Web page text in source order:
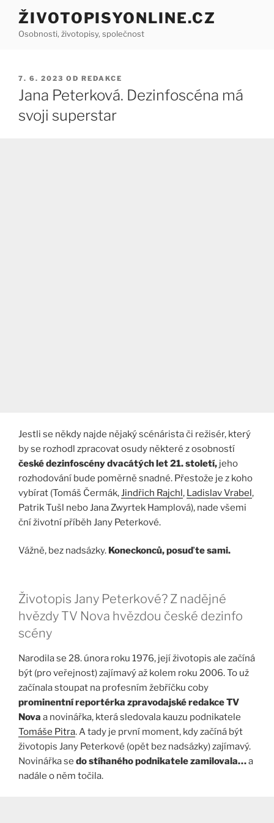
Přejít
obsahu
ŽIVOTOPISYONLINE.CZ
Osobnosti, životopisy, společnost
PUBLIKOVÁNO
7. 6. 2023 OD REDAKCE
Jana Peterková. Dezinfoscéna má
svoji superstar
Jestli se někdy najde nějaký scénárista či režisér, který
by se rozhodl zpracovat osudy některé z osobností
české dezinfoscény dvacátých let 21. století, jeho
rozhodování bude poměrně snadné. Přestože je z koho
vybírat (Tomáš Čermák,Jindřich Rajchl, Ladislav Vrabel,
Patrik Tušl nebo Jana Zwyrtek Hamplová), nade všemi
ční životní příběh Jany Peterkové.
Vážně, bez nadsázky. Koneckonců, posuďte sami.
Životopis Jany Peterkové? Z nadějné
hvězdy TV Nova hvězdou české dezinfo
scény
Narodila se 28. února roku 1976, její životopis ale začíná
být (pro veřejnost) zajímavý až kolem roku 2006. To už
začínala stoupat na profesním žebříčku coby
prominentní reportérka zpravodajské redakce TV
Nova a novinářka, která sledovala kauzu podnikatele
Tomáše Pitra. A tady je první moment, kdy začíná být
životopis Jany Peterkové (opět bez nadsázky) zajímavý.
Novinářka se do stíhaného podnikatele zamilovala…a
nadále o něm točila.